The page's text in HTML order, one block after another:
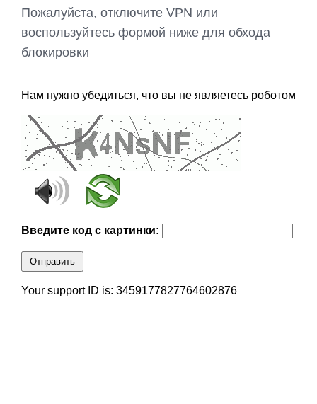
Пожалуйста, отключите VPN или
воспользуйтесь формой ниже для обхода
блокировки
Нам нужно убедиться, что вы не являетесь роботом
Введите код с картинки:
Отправить
Your support ID is: 3459177827764602876